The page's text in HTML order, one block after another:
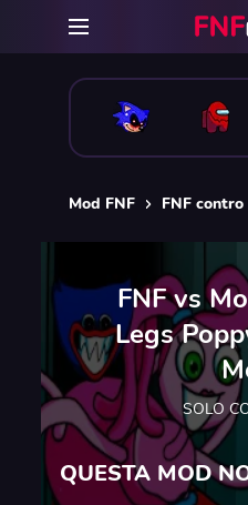
Mod FNF FNF
FNF vs
Legs
SOLO
QUESTA MOD